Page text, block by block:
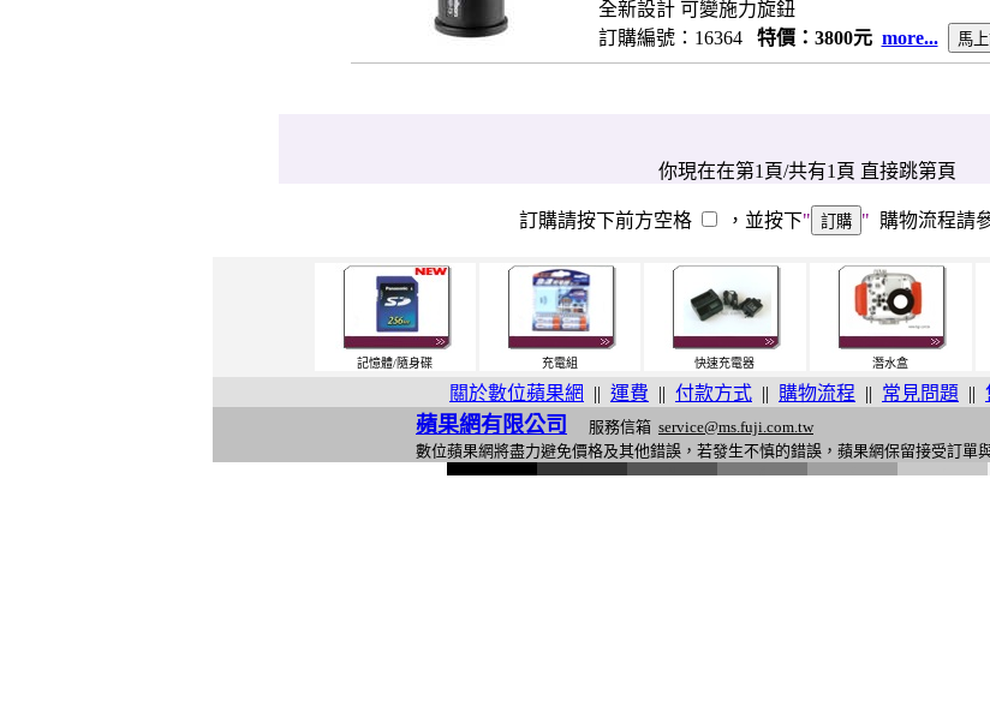
全新設計 可變施力旋鈕
訂購編號：16364 特價：3800元 more...
你現在在第1頁/共有1頁 直接跳第頁
訂購請按下前方空格 ，並按下" " 購物流程請
記憶體/隨身碟 充電組 快速充電器 潛水盒
關於數位蘋果網 || 運費 || 付款方式 || 購物流程 || 常見問題 ||
蘋果網有限公司 服務信箱 service@ms.fuji.com.tw
數位蘋果網將盡力避免價格及其他錯誤，若發生不慎的錯誤，蘋果網保留接受訂單